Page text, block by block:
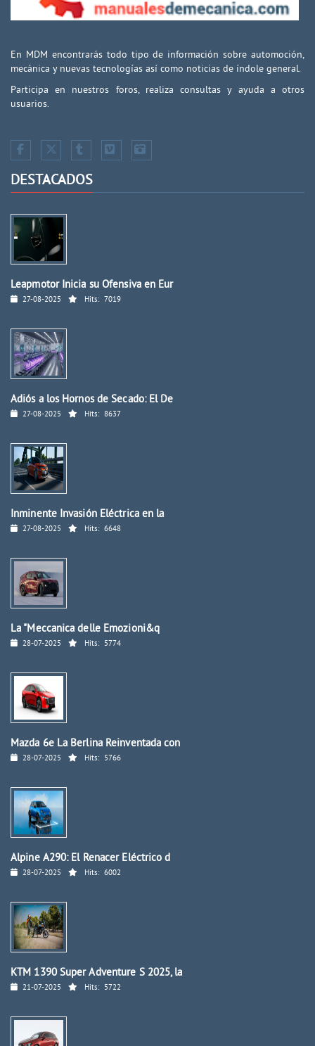
En MDM encontrarás todo tipo de información sobre automoción,
mecánica y nuevas tecnologías así como noticias de índole general.
Participa en nuestros foros, realiza consultas y ayuda a otros
usuarios.
DESTACADOS
Leapmotor Inicia su Ofensiva en Eur
27-08-2025 Hits: 7019
Adiós a los Hornos de Secado: El De
27-08-2025 Hits: 8637
Inminente Invasión Eléctrica en la
27-08-2025 Hits: 6648
La "Meccanica delle Emozioni&q
28-07-2025 Hits: 5774
Mazda 6e La Berlina Reinventada con
28-07-2025 Hits: 5766
Alpine A290: El Renacer Eléctrico d
28-07-2025 Hits: 6002
KTM 1390 Super Adventure S 2025, la
21-07-2025 Hits: 5722